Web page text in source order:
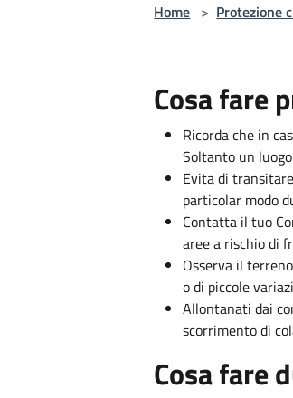
Home > Protezione
Cosa fare
Ricorda che in
Soltanto un
Evita di
particolar modo
Contatta il tuo
aree a rischio di
Osserva il
o di piccole
Allontanati dai
scorrimento di
Cosa fare